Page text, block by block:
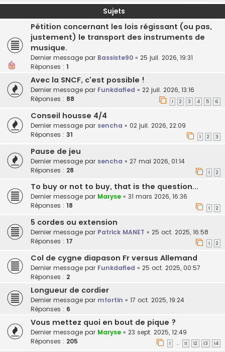
Sujets
Pétition concernant les lois régissant (ou pas,
justement) le transport des instruments de
musique.
Dernier message par Bassiste90 « 25 juil. 2026, 19:31
Réponses : 1
Avec la SNCF, c'est possible !
Dernier message par Funkdafied « 22 juil. 2026, 13:16
Réponses : 88 1 2 3 4 5 6
Conseil housse 4/4
Dernier message par sencha « 02 juil. 2026, 22:09
Réponses : 31 1 2 3
Pause de jeu
Dernier message par sencha « 27 mai 2026, 01:14
Réponses : 28 1 2
To buy or not to buy, that is the question...
Dernier message par Maryse « 31 mars 2026, 16:36
Réponses : 18 1 2
5 cordes ou extension
Dernier message par Patrick MANET « 25 oct. 2025, 16:58
Réponses : 17 1 2
Col de cygne diapason Fr versus Allemand
Dernier message par Funkdafied « 25 oct. 2025, 00:57
Réponses : 2
Longueur de cordier
Dernier message par mfortin « 17 oct. 2025, 19:24
Réponses : 6
Vous mettez quoi en bout de pique ?
Dernier message par Maryse « 23 sept. 2025, 12:49
Réponses : 205 1 … 11 12 13 14